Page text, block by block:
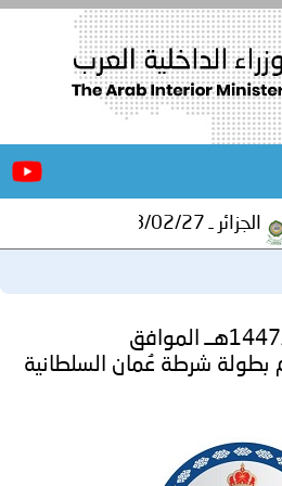
02/27هـ ــ الموافق 2026/08/10 م - مصالح أمن ولاية المنيعة تستقبل أشبال الهلال الاحمر الجزائري بالمنيعة..
سلطنة عُمان ـ 1447/03/07هــ الموافق
م - ختام بطولة شرطة عُمان السلطانية